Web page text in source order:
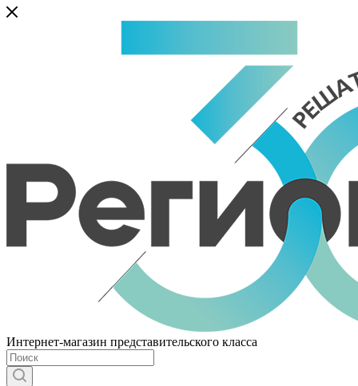
Интернет-магазин представительского класса